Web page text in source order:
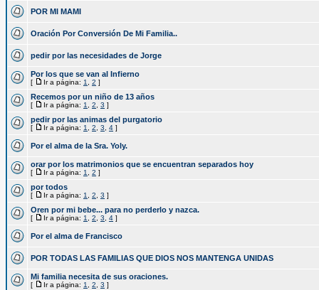
POR MI MAMI
Oración Por Conversión De Mi Familia..
pedir por las necesidades de Jorge
Por los que se van al Infierno
[ Ir a página: 1 2 ]
Recemos por un niño de 13 años
[ Ir a página: 1 2 3 ]
pedir por las animas del purgatorio
[ Ir a página: 1 2 3 4 ]
Por el alma de la Sra. Yoly.
orar por los matrimonios que se encuentran separados hoy
[ Ir a página: 1 2 ]
por todos
[ Ir a página: 1 2 3 ]
Oren por mi bebe... para no perderlo y nazca.
[ Ir a página: 1 2 3 4 ]
Por el alma de Francisco
POR TODAS LAS FAMILIAS QUE DIOS NOS MANTENGA UNIDAS
Mi familia necesita de sus oraciones.
[ Ir a página: 1 2 3 ]